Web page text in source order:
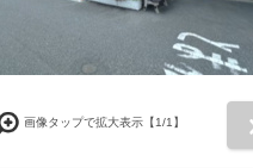
画像タップで拡大表示【1/1】